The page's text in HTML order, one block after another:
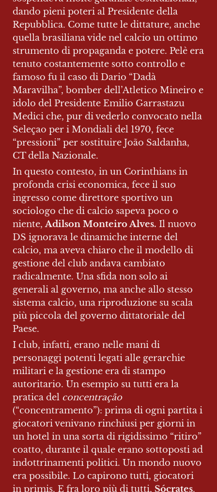
dando pieni poteri al Presidente della
Repubblica. Come tutte le dittature, anche
quella brasiliana vide nel calcio un ottimo
strumento di propaganda e potere. Pelè era
tenuto costantemente sotto controllo e
famoso fu il caso di Dario “Dadà
Maravilha”, bomber dell’Atletico Mineiro e
idolo del Presidente Emilio Garrastazu
Medici che, pur di vederlo convocato nella
Seleçao per i Mondiali del 1970, fece
“pressioni” per sostituire João Saldanha,
CT della Nazionale.
In questo contesto, in un Corinthians in
profonda crisi economica, fece il suo
ingresso come direttore sportivo un
sociologo che di calcio sapeva poco o
niente, Adilson Monteiro Alves. Il nuovo
DS ignorava le dinamiche interne del
calcio, ma aveva chiaro che il modello di
gestione del club andava cambiato
radicalmente. Una sfida non solo ai
generali al governo, ma anche allo stesso
sistema calcio, una riproduzione su scala
più piccola del governo dittatoriale del
Paese.
I club, infatti, erano nelle mani di
personaggi potenti legati alle gerarchie
militari e la gestione era di stampo
autoritario. Un esempio su tutti era la
pratica del concentração
(“concentramento”): prima di ogni partita i
giocatori venivano rinchiusi per giorni in
un hotel in una sorta di rigidissimo “ritiro”
coatto, durante il quale erano sottoposti ad
indottrinamenti politici. Un mondo nuovo
era possibile. Lo capirono tutti, giocatori
in primis. E fra loro più di tutti, Sócrates.